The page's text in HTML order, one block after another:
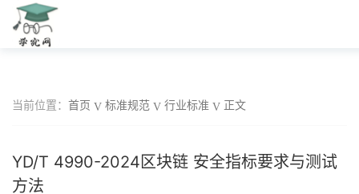
当前位置： 首页 标准规范 行业标准 正文
YD/T 4990-2024区块链 安全指标要求与测试
方法